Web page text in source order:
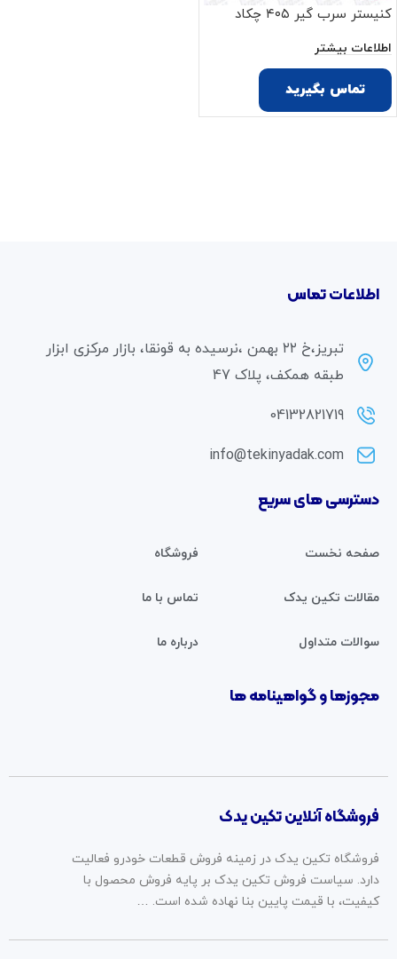
کنیستر سرب گیر ۴۰۵ چکاد
اطلاعات بیشتر
تماس بگیرید
اطلاعات تماس
تبریز،خ ۲۲ بهمن ،نرسیده به قونقا، بازار مرکزی ابزار
طبقه همکف، پلاک 47
04132821719
info@tekinyadak.com
دسترسی های سریع
صفحه نخست فروشگاه
مقالات تکین یدک تماس با ما
سوالات متداول درباره ما
مجوزها و گواهینامه ها
فروشگاه آنلاین تکین یدک
فروشگاه تکین یدک در زمینه فروش قطعات خودرو فعالیت
دارد. سیاست فروش تکین یدک بر پایه فروش محصول با
کیفیت، با قیمت پایین بنا نهاده شده است. …